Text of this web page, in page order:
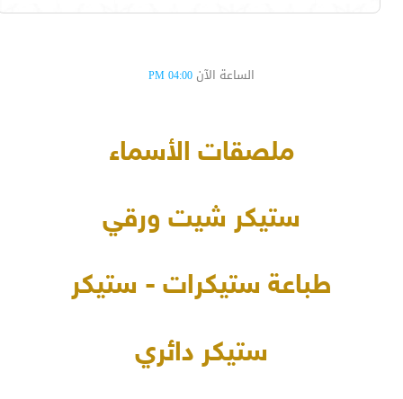
الساعة الآن 04:00 PM
ملصقات الأسماء
ستيكر شيت ورقي
طباعة ستيكرات - ستيكر
ستيكر دائري